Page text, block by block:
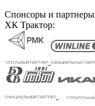
Спонсоры и партнеры
ХК Трактор: